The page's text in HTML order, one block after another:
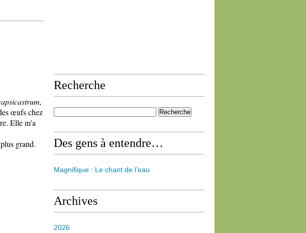
œufs chez
Elle m'a
grand.
Recherche
Des gens à entendre…
Magnifique : Le chant de l'eau
Archives
2026